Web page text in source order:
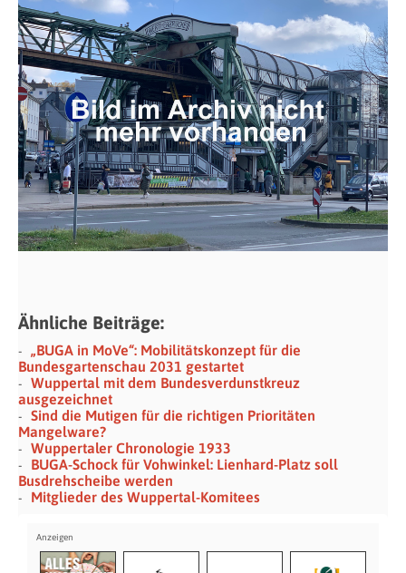
Ähnliche Beiträge:
„BUGA in MoVe“: Mobilitätskonzept für die
Bundesgartenschau 2031 gestartet
Wuppertal mit dem Bundesverdunstkreuz
ausgezeichnet
Sind die Mutigen für die richtigen Prioritäten
Mangelware?
Wuppertaler Chronologie 1933
BUGA-Schock für Vohwinkel: Lienhard-Platz soll
Busdrehscheibe werden
Mitglieder des Wuppertal-Komitees